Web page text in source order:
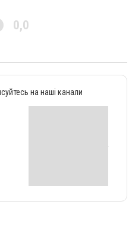
0,0
на наші канали